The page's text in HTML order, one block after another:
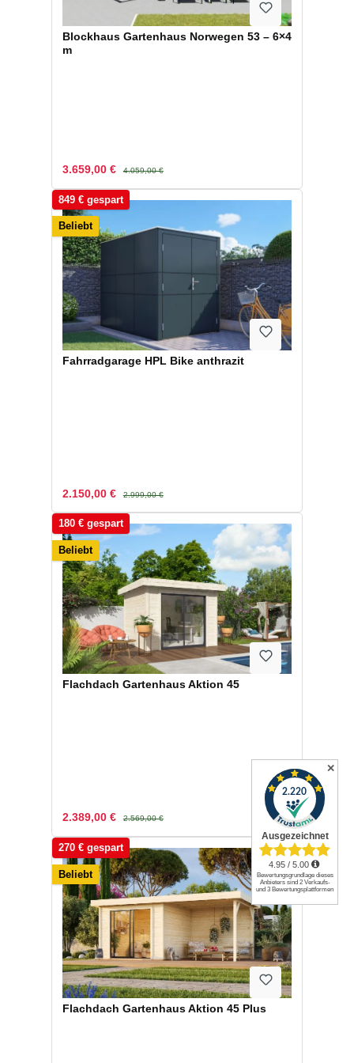
Blockhaus Gartenhaus Norwegen 53 – 6×4
m
Verkaufspreis:
3.659,00 € Regulärer Preis:
4.059,00 €
849 € gespart
Beliebt
Fahrradgarage HPL Bike anthrazit
Verkaufspreis:
2.150,00 € Regulärer Preis:
2.999,00 €
180 € gespart
Beliebt
Flachdach Gartenhaus Aktion 45
Verkaufspreis:
2.389,00 € Regulärer Preis:
2.569,00 €
270 € gespart
Beliebt
Flachdach Gartenhaus Aktion 45 Plus
✕